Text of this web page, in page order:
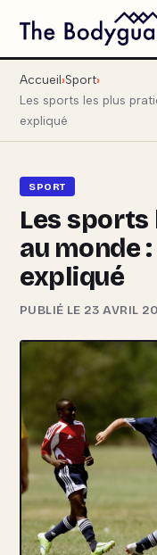
Accueil Sport
Les sports les plus
expliqué
SPORT
Les
au monde
expliqué
PUBLIÉ LE 23 AVRIL